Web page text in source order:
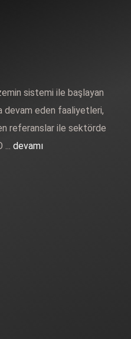
sistemi ile başlayan
devam eden faaliyetleri,
referanslar ile sektörde
... devamı